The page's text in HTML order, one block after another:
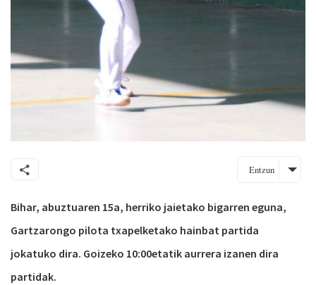
Entzun
Bihar, abuztuaren 15a, herriko jaietako bigarren eguna,
Gartzarongo pilota txapelketako hainbat partida
jokatuko dira. Goizeko 10:00etatik aurrera izanen dira
partidak.